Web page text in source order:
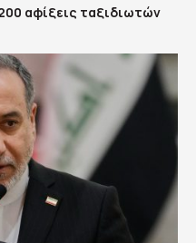
αφίξεις ταξιδιωτών